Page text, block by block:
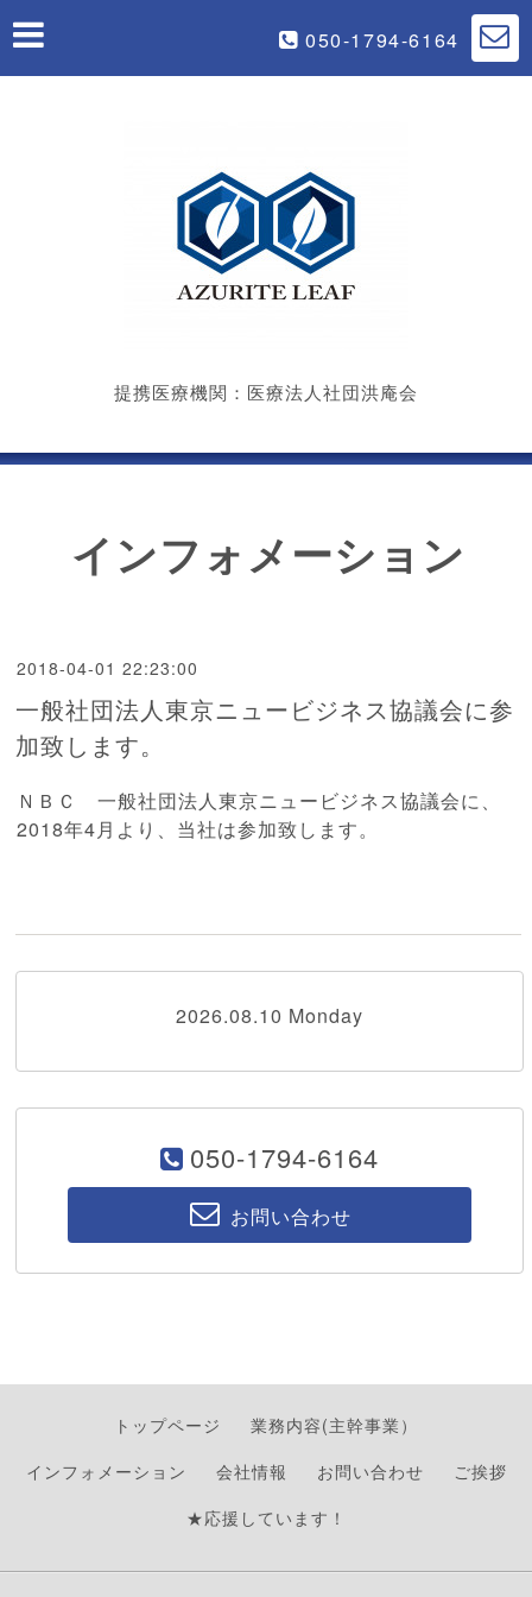
050-1794-6164
提携医療機関：医療法人社団洪庵会
インフォメーション
2018-04-01 22:23:00
一般社団法人東京ニュービジネス協議会に参
加致します。
ＮＢＣ 一般社団法人東京ニュービジネス協議会に、
2018年4月より、当社は参加致します。
2026.08.10 Monday
050-1794-6164
お問い合わせ
トップページ
業務内容(主幹事業）
インフォメーション
会社情報 お問い合わせ
ご挨拶
★応援しています！